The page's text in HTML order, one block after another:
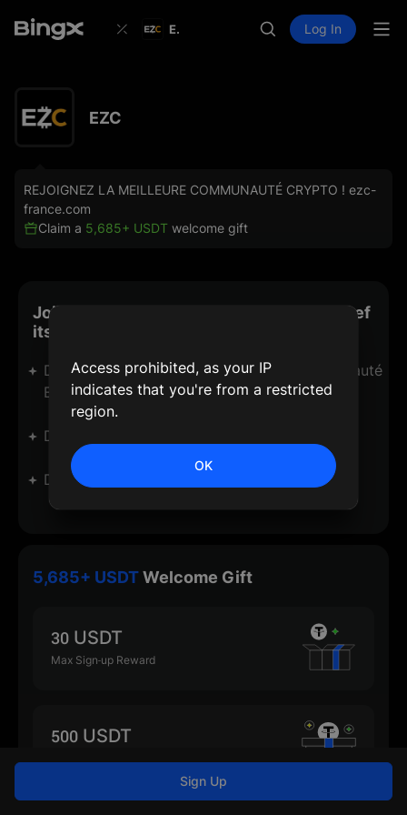
EZC Log In
EZC
REJOIGNEZ LA MEILLEURE COMMUNAUTÉ CRYPTO ! ezc-
france.com
Claim a 5,685+ USDT welcome gift
Join BingX with EZC & Get Exclusive Benef
its
Des cadeaux exclusifs réservés à la communauté
EZC
Des remises exceptionnelles
Des concours hallucinants
5,685+ USDTWelcome Gift
30 USDT
Max Sign-up Reward
500 USDT
Max Deposit Reward
Access prohibited, as your IP
indicates that you're from a restricted
region.
OK
Sign Up